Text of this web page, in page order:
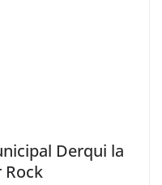
Derqui la
Rock